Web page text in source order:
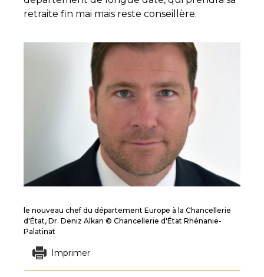
retraite fin mai mais reste conseillère.
le nouveau chef du département Europe à la Chancellerie
d'État, Dr. Deniz Alkan © Chancellerie d'État Rhénanie-
Palatinat
Imprimer